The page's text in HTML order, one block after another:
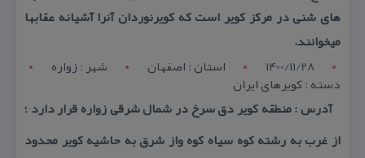
های شنی در مركز كویر است كه كویرنوردان آنرا آشیانه عقابها
میخوانند.
1400/11/28
استان : اصفهان شهر : زواره
دسته : كویرهای ایران
آدرس : منطقه كویر دق سرخ در شمال شرقی زواره قرار دارد ؛
از غرب به رشته كوه سیاه كوه واز شرق به حاشیه كویر محدود